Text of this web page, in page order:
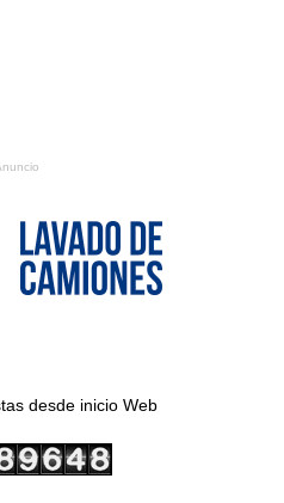
desde inicio Web